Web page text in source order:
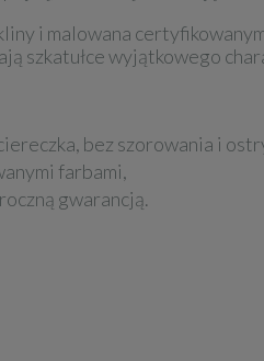
i malowana
szkatułce wyjątkowego
bez szorowania i
farbami,
gwarancją.